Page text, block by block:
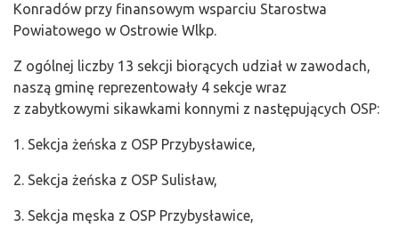
Konradów przy finansowym wsparciu Starostwa
Powiatowego w Ostrowie Wlkp.
Z ogólnej liczby 13 sekcji biorących udział w zawodach,
naszą gminę reprezentowały 4 sekcje wraz
z zabytkowymi sikawkami konnymi z następujących OSP:
1. Sekcja żeńska z OSP Przybysławice,
2. Sekcja żeńska z OSP Sulisław,
3. Sekcja męska z OSP Przybysławice,